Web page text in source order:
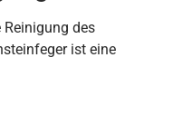
Reinigung des
ist eine